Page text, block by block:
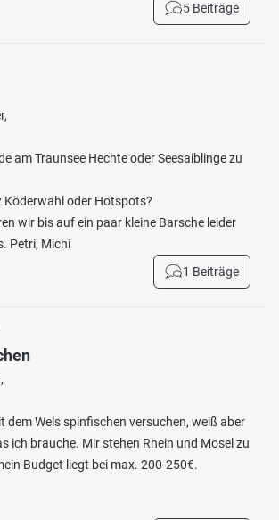
5 Beiträge
am Traunsee Hechte oder Seesaiblinge zu
Köderwahl oder Hotspots?
wir bis auf ein paar kleine Barsche leider
Petri, Michi
1 Beiträge
dem Wels spinfischen versuchen, weiß aber
ich brauche. Mir stehen Rhein und Mosel zu
Budget liegt bei max. 200-250€.